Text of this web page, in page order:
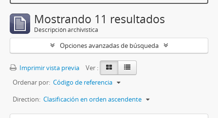
Mostrando 11 resultados
Descripción archivística
Opciones avanzadas de búsqueda
Imprimir vista previa
Ver :
Ordenar por: Código de referencia
Direction: Clasificación en orden ascendente